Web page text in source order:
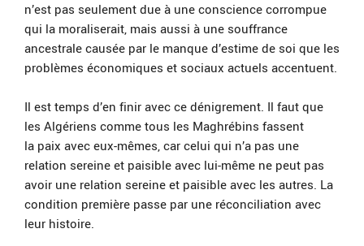
n’est pas seulement due à une conscience corrompue
qui la moraliserait, mais aussi à une souffrance
ancestrale causée par le manque d’estime de soi que les
problèmes économiques et sociaux actuels accentuent.
Il est temps d’en finir avec ce dénigrement. Il faut que
les Algériens comme tous les Maghrébins fassent
la paix avec eux-mêmes, car celui qui n’a pas une
relation sereine et paisible avec lui-même ne peut pas
avoir une relation sereine et paisible avec les autres. La
condition première passe par une réconciliation avec
leur histoire.